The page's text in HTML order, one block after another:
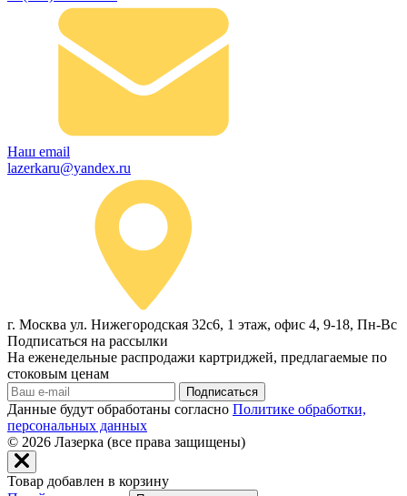
Наш email
lazerkaru@yandex.ru
г. Москва ул. Нижегородская 32с6, 1 этаж, офис 4, 9-18, Пн-Вс
Подписаться на рассылки
На еженедельные распродажи картриджей, предлагаемые по
стоковым ценам
Подписаться
Данные будут обработаны согласно Политике обработки,
персональных данных
© 2026 Лазерка (все права защищены)
Товар добавлен в корзину